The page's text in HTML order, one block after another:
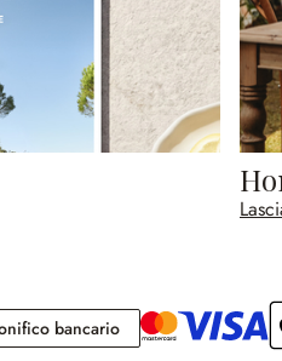
bancarioBonifico bancario